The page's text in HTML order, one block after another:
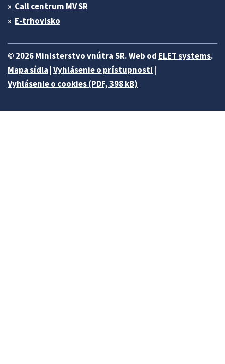
Call centrum MV SR
E-trhovisko
© 2026 Ministerstvo vnútra SR. Web od ELET systems.
Mapa sídla Vyhlásenie o prístupnosti
Vyhlásenie o cookies (PDF, 398 kB)